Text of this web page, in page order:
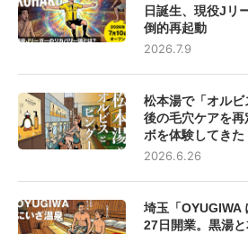
日誕生、現役Jリ
倒的再起動
2026.7.9
松本湯で「オル
後の毛穴ケアを
ボを体験してきた
2026.6.26
埼玉「OYUGIWA
27日開業。黒湯